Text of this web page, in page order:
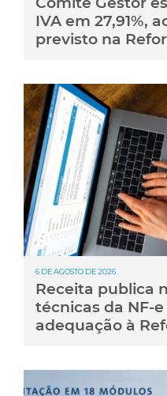
IVA em 27,91%,
previsto na
6 DE AGOSTO DE 2026
Receita publica
técnicas da NF-e
adequação à